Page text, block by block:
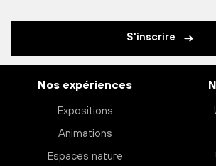
S'inscrire
Nos expériences
Expositions
Animations
Espaces nature